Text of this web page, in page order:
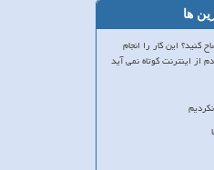
ها
کنید؟ این کار را انجام
از اینترنت کوتاه نمی آید